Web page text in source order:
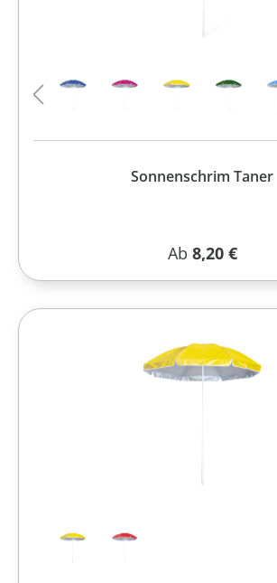
Sonnenschrim Taner
Regulärer Preis:
Ab 8,20 €